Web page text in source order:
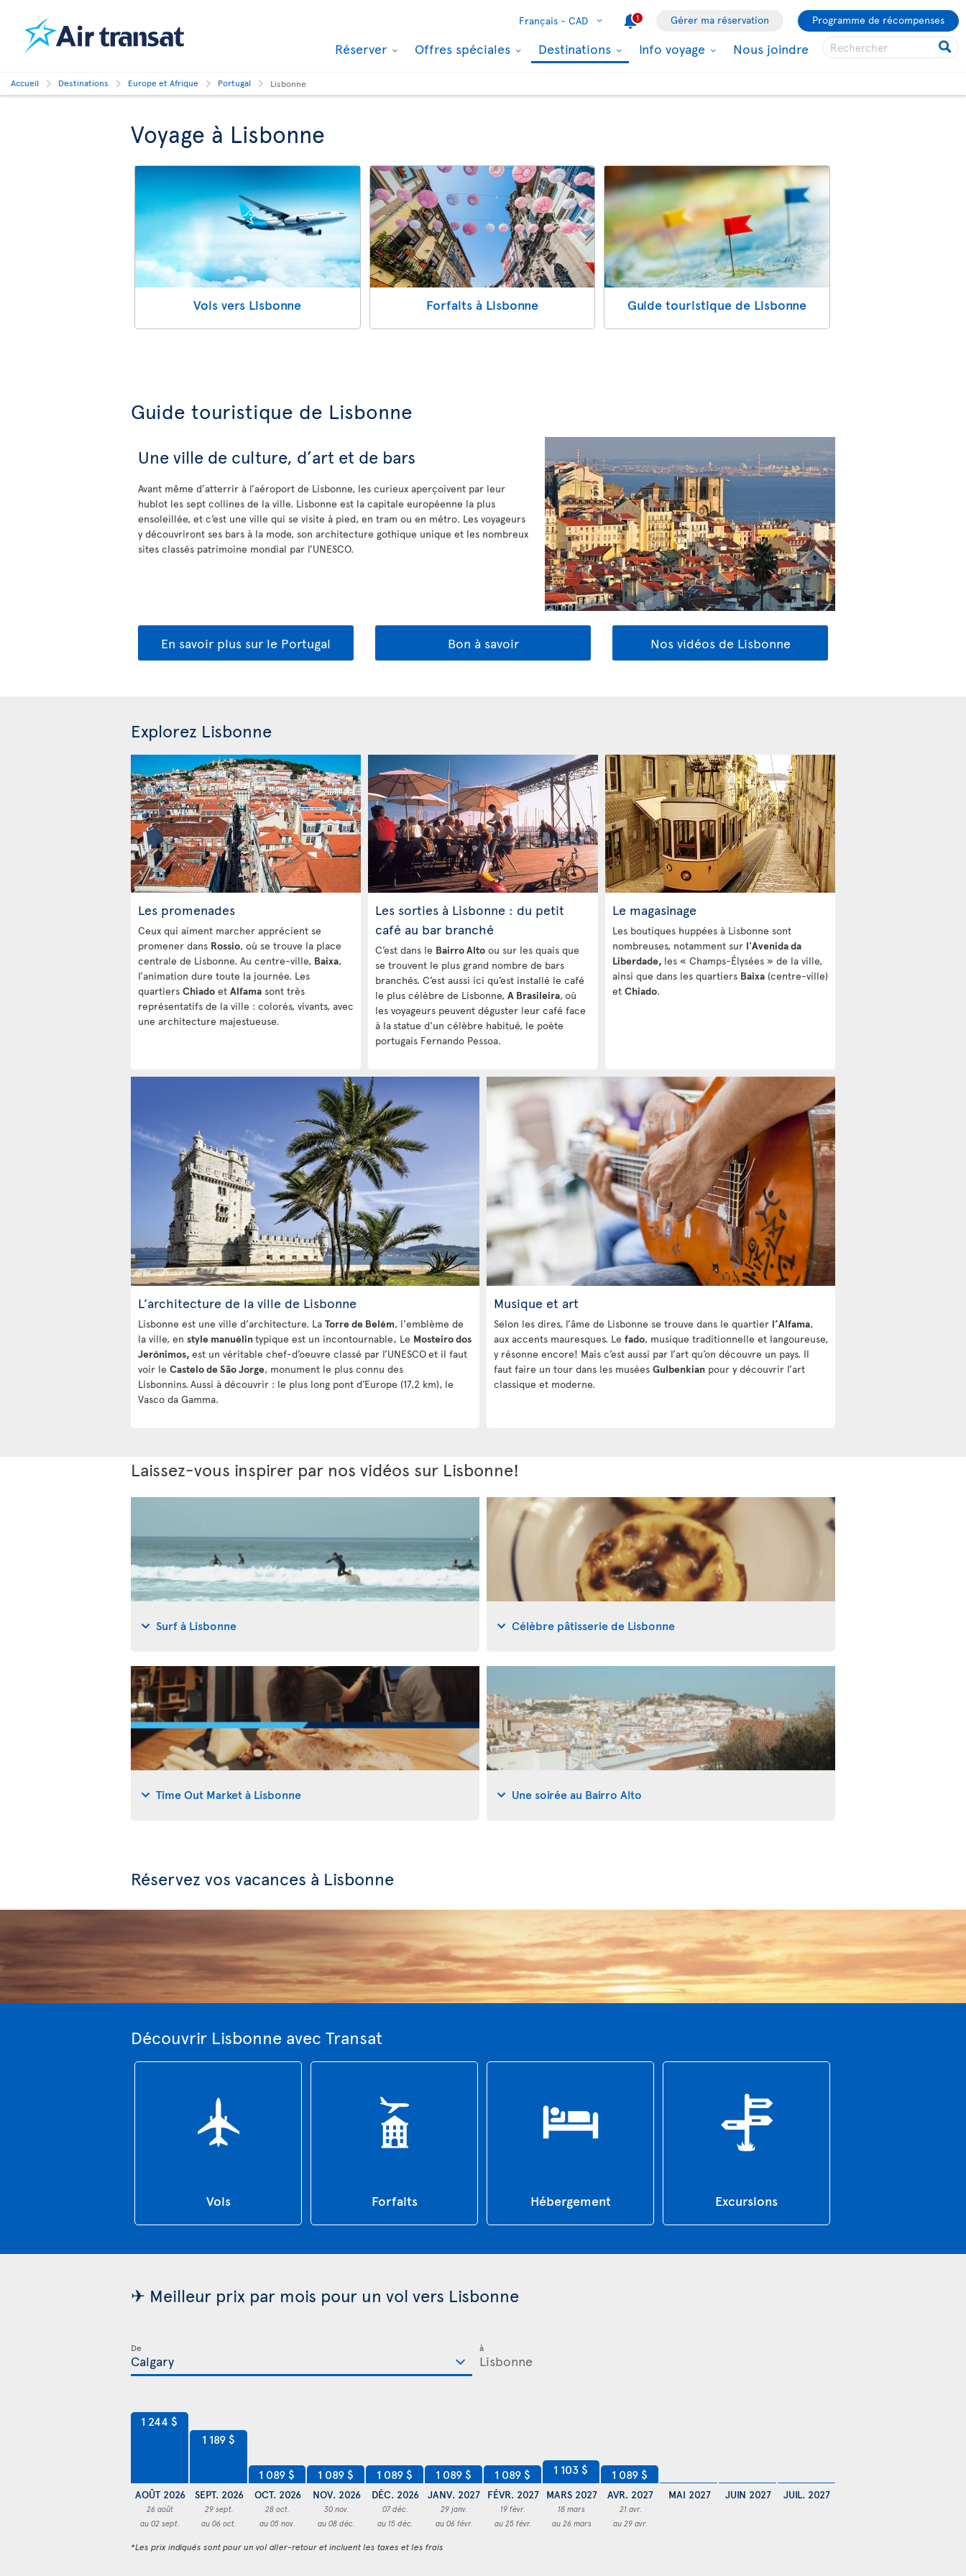
Français - CAD 1 Gérer ma réservation Programme de récompenses
Réserver Offres spéciales Destinations Info voyage Nous joindre
Accueil Destinations Europe et Afrique Portugal Lisbonne
Voyage à Lisbonne
Vols vers Lisbonne Forfaits à Lisbonne Guide touristique de Lisbonne
Guide touristique de Lisbonne
Une ville de culture, d’art et de bars
Avant même d’atterrir à l’aéroport de Lisbonne, les curieux aperçoivent par leur
hublot les sept collines de la ville. Lisbonne est la capitale européenne la plus
ensoleillée, et c’est une ville qui se visite à pied, en tram ou en métro. Les voyageurs
y découvriront ses bars à la mode, son architecture gothique unique et les nombreux
sites classés patrimoine mondial par l’UNESCO.
En savoir plus sur le Portugal Bon à savoir Nos vidéos de Lisbonne
Explorez Lisbonne
Les promenades
Ceux qui aiment marcher apprécient se
promener dans Rossio, où se trouve la place
centrale de Lisbonne. Au centre-ville, Baixa,
l’animation dure toute la journée. Les
quartiers Chiado et Alfama sont très
représentatifs de la ville : colorés, vivants, avec
une architecture majestueuse.
Les sorties à Lisbonne : du petit
café au bar branché
C’est dans le Bairro Alto ou sur les quais que
se trouvent le plus grand nombre de bars
branchés. C’est aussi ici qu’est installé le café
le plus célèbre de Lisbonne, A Brasileira,où
les voyageurs peuvent déguster leur café face
à la statue d'un célèbre habitué, le poète
portugais Fernando Pessoa.
Le magasinage
Les boutiques huppées à Lisbonne sont
nombreuses, notamment sur l'Avenida da
Liberdade, les « Champs-Élysées » de la ville,
ainsi que dans les quartiers Baixa (centre-ville)
et Chiado.
L’architecture de la ville de Lisbonne
Lisbonne est une ville d’architecture. La Torre de Belém, l'emblème de
la ville, en style manuélintypique est un incontournable. Le Mosteiro dos
Jerónimos, est un véritable chef-d’oeuvre classé par l’UNESCOet il faut
voir le Castelo de São Jorge, monument le plus connu des
Lisbonnins. Aussi à découvrir : le plus long pont d’Europe (17,2 km), le
Vasco da Gamma.
Musique et art
Selon les dires, l’âme de Lisbonne se trouve dans le quartier l’Alfama,
aux accents mauresques. Le fado, musique traditionnelle et langoureuse,
y résonne encore! Mais c’est aussi par l’art qu’on découvre un pays. Il
faut faire un tour dans les musées Gulbenkian pour y découvrir l’art
classique et moderne.
Laissez-vous inspirer par nos vidéos sur Lisbonne!
Surf à Lisbonne Célèbre pâtisserie de Lisbonne
Time Out Market à Lisbonne Une soirée au Bairro Alto
Réservez vos vacances à Lisbonne
Découvrir Lisbonne avec Transat
Vols Forfaits Hébergement Excursions
✈ Meilleur prix par mois pour un vol vers Lisbonne
De à
1 244 $
AOÛT 2026
26 août
au 02 sept.
1 189 $
SEPT. 2026
29 sept.
au 06 oct.
1 089 $
OCT. 2026
28 oct.
au 05 nov.
1 089 $
NOV. 2026
30 nov.
au 08 déc.
1 089 $
DÉC. 2026
07 déc.
au 15 déc.
1 089 $
JANV. 2027
29 janv.
au 06 févr.
1 089 $
FÉVR. 2027
19 févr.
au 25 févr.
1 103 $
MARS 2027
18 mars
au 26 mars
1 089 $
AVR. 2027
21 avr.
au 29 avr.
MAI 2027 JUIN 2027 JUIL. 2027
*Les prix indiqués sont pour un vol aller-retour et incluent les taxes et les frais